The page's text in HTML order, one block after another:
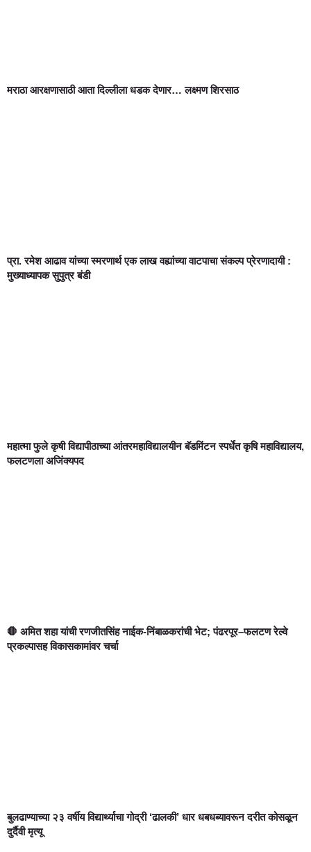
मराठा आरक्षणासाठी आता दिल्लीला धडक देणार… लक्ष्मण शिरसाठ
प्रा. रमेश आढाव यांच्या स्मरणार्थ एक लाख वह्यांच्या वाटपाचा संकल्प प्रेरणादायी :
मुख्याध्यापक सुपुत्र बंडी
महात्मा फुले कृषी विद्यापीठाच्या आंतरमहाविद्यालयीन बॅडमिंटन स्पर्धेत कृषि महाविद्यालय,
फलटणला अजिंक्यपद
🛑 अमित शहा यांची रणजीतसिंह नाईक-निंबाळकरांची भेट; पंढरपूर–फलटण रेल्वे
प्रकल्पासह विकासकामांवर चर्चा
बुलढाण्याच्या २३ वर्षीय विद्यार्थ्याचा गोद्री ‘ढालकी’ धार धबधब्यावरून दरीत कोसळून
दुर्दैवी मृत्यू